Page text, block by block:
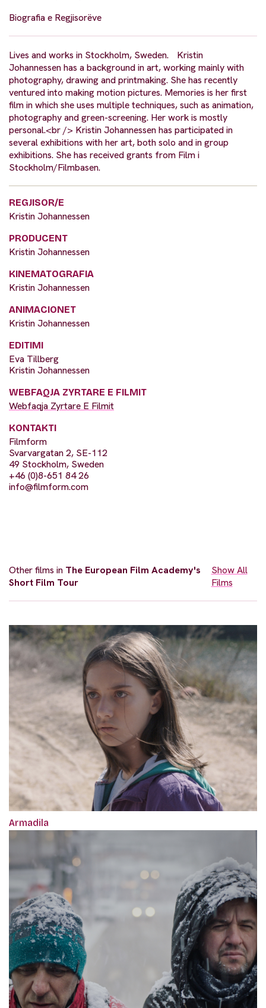
Biografia e Regjisorëve
Lives and works in Stockholm, Sweden. Kristin
Johannessen has a background in art, working mainly with
photography, drawing and printmaking. She has recently
ventured into making motion pictures. Memories is her first
film in which she uses multiple techniques, such as animation,
photography and green-screening. Her work is mostly
personal.<br /> Kristin Johannessen has participated in
several exhibitions with her art, both solo and in group
exhibitions. She has received grants from Film i
Stockholm/Filmbasen.
REGJISOR/E
Kristin Johannessen
PRODUCENT
Kristin Johannessen
KINEMATOGRAFIA
Kristin Johannessen
ANIMACIONET
Kristin Johannessen
EDITIMI
Eva Tillberg
Kristin Johannessen
WEBFAQJA ZYRTARE E FILMIT
Webfaqja Zyrtare E Filmit
KONTAKTI
Filmform
Svarvargatan 2, SE-112
49 Stockholm, Sweden
+46 (0)8-651 84 26
info@filmform.com
Other films in The European Film Academy's
Short Film Tour
Show All
Films
Armadila